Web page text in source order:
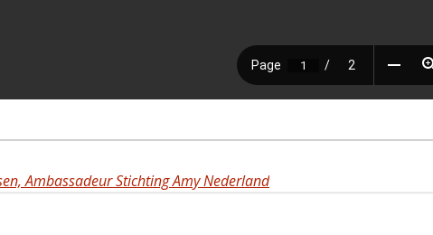
Ambassadeur Stichting Amy Nederland